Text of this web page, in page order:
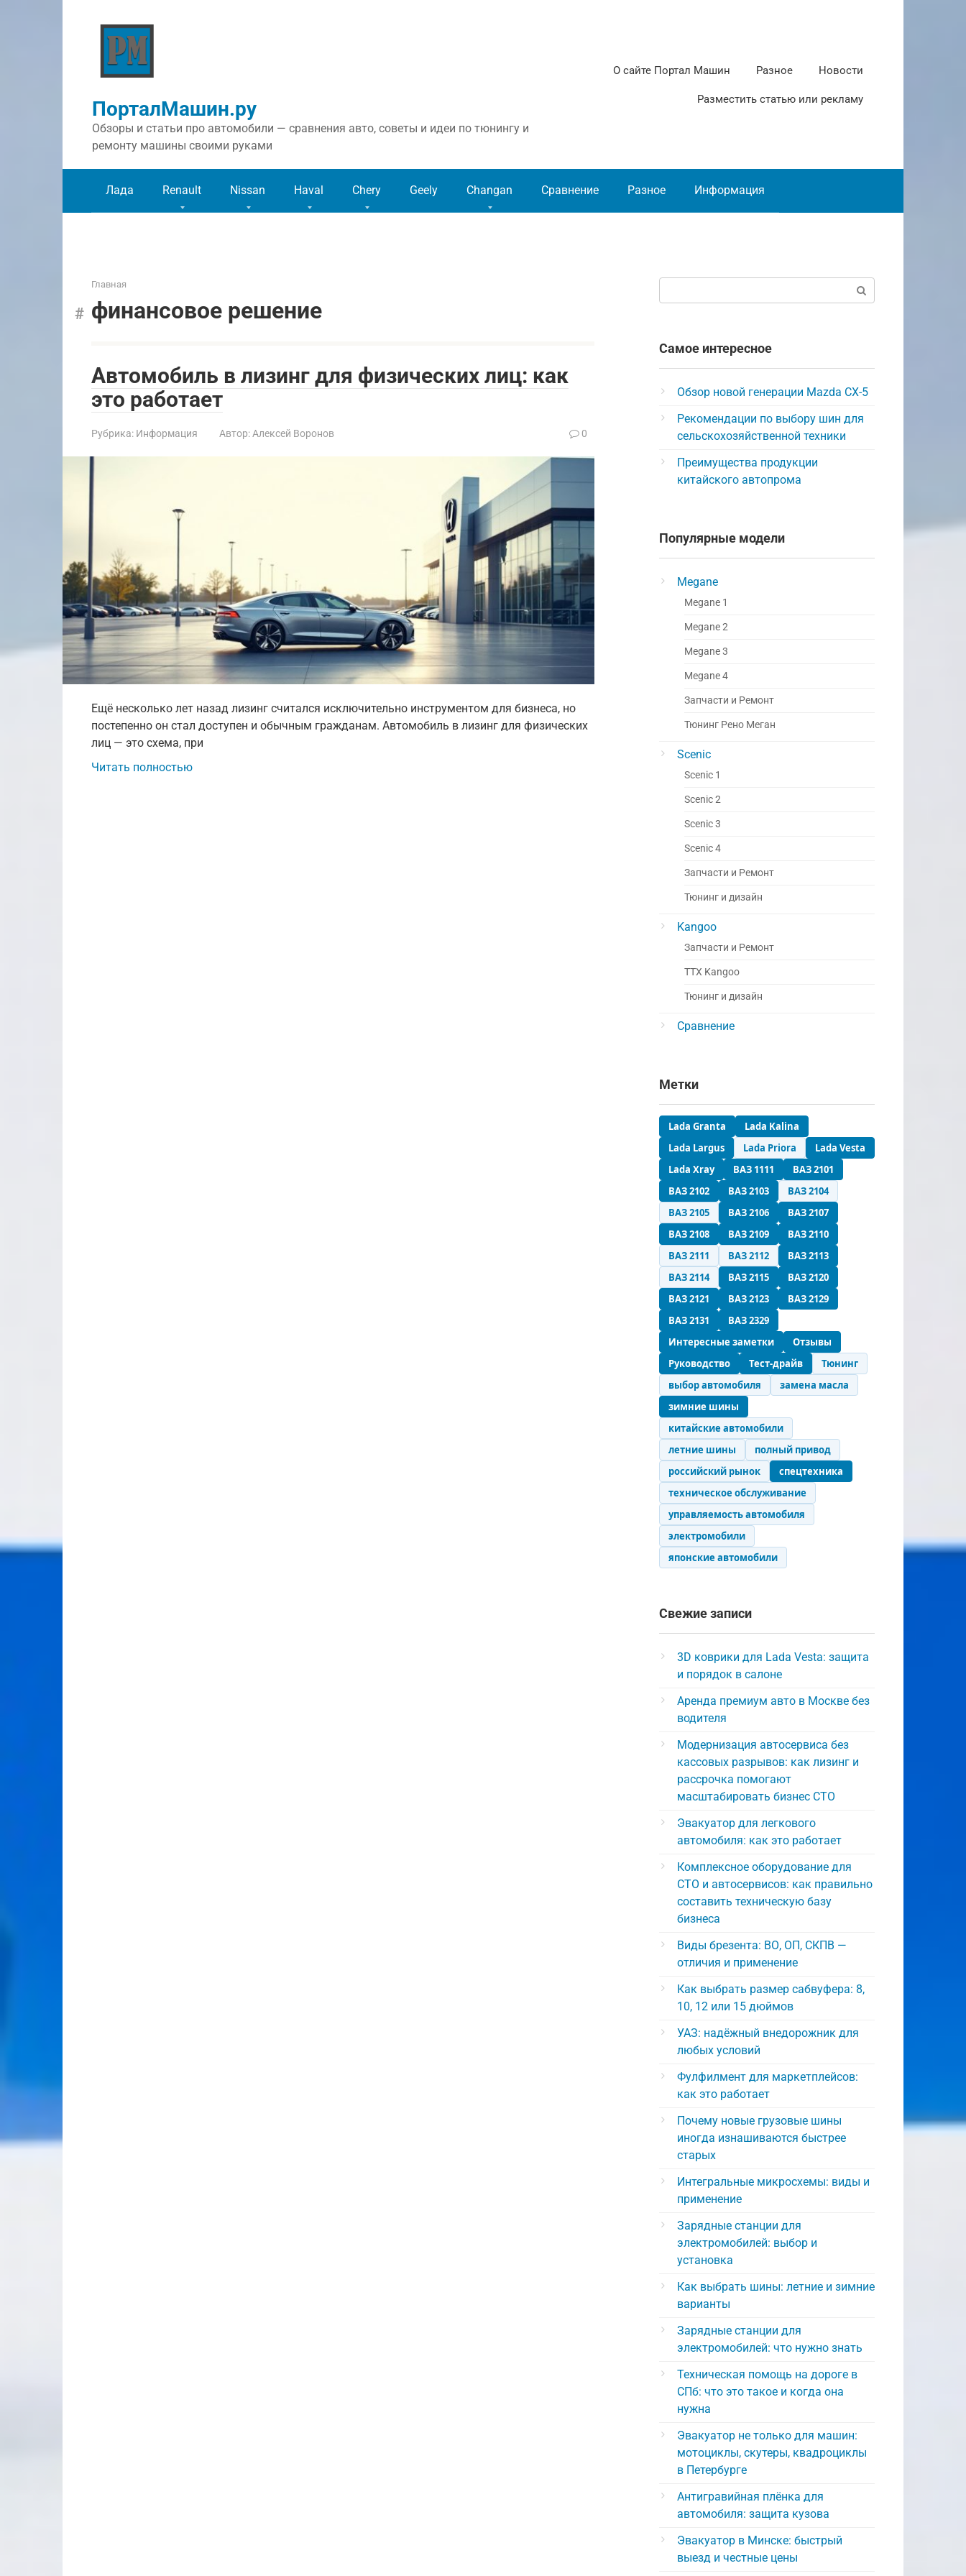
ПорталМашин.ру
Обзоры и статьи про автомобили — сравнения авто, советы и идеи по тюнингу и
ремонту машины своими руками
О сайте Портал Машин Разное Новости
Разместить статью или рекламу
Лада Renault Nissan Haval Chery Geely Changan Сравнение Разное Информация
Главная
финансовое решение
Автомобиль в лизинг для физических лиц: как
это работает
Рубрика: Информация Автор: Алексей Воронов 0
Ещё несколько лет назад лизинг считался исключительно инструментом для бизнеса, но
постепенно он стал доступен и обычным гражданам. Автомобиль в лизинг для физических
лиц — это схема, при
Читать полностью
Самое интересное
Обзор новой генерации Mazda CX-5
Рекомендации по выбору шин для
сельскохозяйственной техники
Преимущества продукции
китайского автопрома
Популярные модели
Megane
Megane 1
Megane 2
Megane 3
Megane 4
Запчасти и Ремонт
Тюнинг Рено Меган
Scenic
Scenic 1
Scenic 2
Scenic 3
Scenic 4
Запчасти и Ремонт
Тюнинг и дизайн
Kangoo
Запчасти и Ремонт
ТТХ Kangoo
Тюнинг и дизайн
Сравнение
Метки
Lada Granta
Lada Kalina
Lada Largus
Lada Priora
Lada Vesta
Lada Xray
ВАЗ 1111
ВАЗ 2101
ВАЗ 2102
ВАЗ 2103
ВАЗ 2104
ВАЗ 2105
ВАЗ 2106
ВАЗ 2107
ВАЗ 2108
ВАЗ 2109
ВАЗ 2110
ВАЗ 2111
ВАЗ 2112
ВАЗ 2113
ВАЗ 2114
ВАЗ 2115
ВАЗ 2120
ВАЗ 2121
ВАЗ 2123
ВАЗ 2129
ВАЗ 2131
ВАЗ 2329
Интересные заметки
Отзывы
Руководство
Тест-драйв
Тюнинг
выбор автомобиля
замена масла
зимние шины
китайские автомобили
летние шины
полный привод
российский рынок
спецтехника
техническое обслуживание
управляемость автомобиля
электромобили
японские автомобили
Свежие записи
3D коврики для Lada Vesta: защита
и порядок в салоне
Аренда премиум авто в Москве без
водителя
Модернизация автосервиса без
кассовых разрывов: как лизинг и
рассрочка помогают
масштабировать бизнес СТО
Эвакуатор для легкового
автомобиля: как это работает
Комплексное оборудование для
СТО и автосервисов: как правильно
составить техническую базу
бизнеса
Виды брезента: ВО, ОП, СКПВ —
отличия и применение
Как выбрать размер сабвуфера: 8,
10, 12 или 15 дюймов
УАЗ: надёжный внедорожник для
любых условий
Фулфилмент для маркетплейсов:
как это работает
Почему новые грузовые шины
иногда изнашиваются быстрее
старых
Интегральные микросхемы: виды и
применение
Зарядные станции для
электромобилей: выбор и
установка
Как выбрать шины: летние и зимние
варианты
Зарядные станции для
электромобилей: что нужно знать
Техническая помощь на дороге в
СПб: что это такое и когда она
нужна
Эвакуатор не только для машин:
мотоциклы, скутеры, квадроциклы
в Петербурге
Антигравийная плёнка для
автомобиля: защита кузова
Эвакуатор в Минске: быстрый
выезд и честные цены